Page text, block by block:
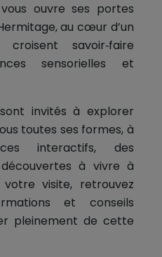
ouvre ses portes
au cœur d’un
savoir‑faire
sensorielles et
invités à explorer
toutes ses formes, à
interactifs, des
à vivre à
visite, retrouvez
et conseils
pleinement de cette